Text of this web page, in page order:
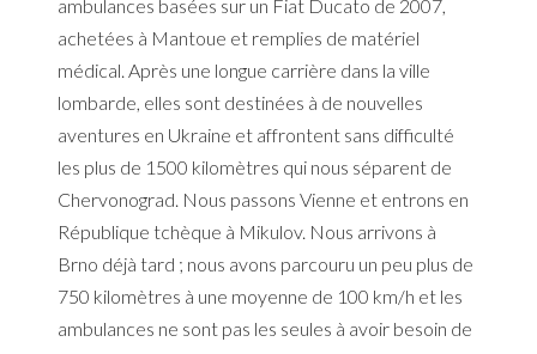
ambulances basées sur un Fiat Ducato de 2007,
achetées à Mantoue et remplies de matériel
médical. Après une longue carrière dans la ville
lombarde, elles sont destinées à de nouvelles
aventures en Ukraine et affrontent sans difficulté
les plus de 1500 kilomètres qui nous séparent de
Chervonograd. Nous passons Vienne et entrons en
République tchèque à Mikulov. Nous arrivons à
Brno déjà tard ; nous avons parcouru un peu plus de
750 kilomètres à une moyenne de 100 km/h et les
ambulances ne sont pas les seules à avoir besoin de